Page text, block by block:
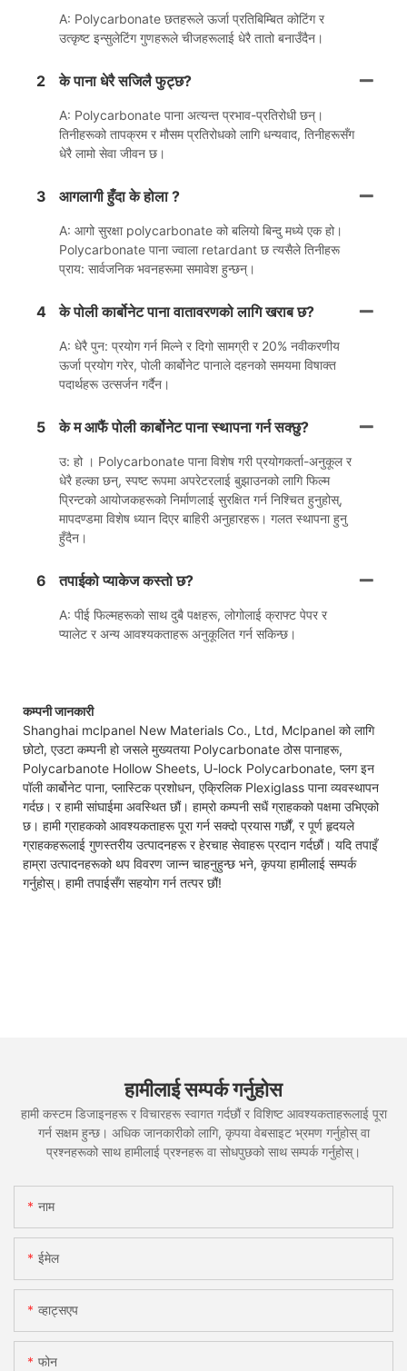
A: Polycarbonate छतहरूले ऊर्जा प्रतिबिम्बित कोटिंग र
उत्कृष्ट इन्सुलेटिंग गुणहरूले चीजहरूलाई धेरै तातो बनाउँदैन।
2 के पाना धेरै सजिलै फुट्छ?
A: Polycarbonate पाना अत्यन्त प्रभाव-प्रतिरोधी छन्।
तिनीहरूको तापक्रम र मौसम प्रतिरोधको लागि धन्यवाद, तिनीहरूसँग
धेरै लामो सेवा जीवन छ।
3 आगलागी हुँदा के होला ?
A: आगो सुरक्षा polycarbonate को बलियो बिन्दु मध्ये एक हो।
Polycarbonate पाना ज्वाला retardant छ त्यसैले तिनीहरू
प्राय: सार्वजनिक भवनहरूमा समावेश हुन्छन्।
4 के पोली कार्बोनेट पाना वातावरणको लागि खराब छ?
A: धेरै पुन: प्रयोग गर्न मिल्ने र दिगो सामग्री र 20% नवीकरणीय
ऊर्जा प्रयोग गरेर, पोली कार्बोनेट पानाले दहनको समयमा विषाक्त
पदार्थहरू उत्सर्जन गर्दैन।
5 के म आफैं पोली कार्बोनेट पाना स्थापना गर्न सक्छु?
उ: हो । Polycarbonate पाना विशेष गरी प्रयोगकर्ता-अनुकूल र
धेरै हल्का छन्, स्पष्ट रूपमा अपरेटरलाई बुझाउनको लागि फिल्म
प्रिन्टको आयोजकहरूको निर्माणलाई सुरक्षित गर्न निश्चित हुनुहोस्,
मापदण्डमा विशेष ध्यान दिएर बाहिरी अनुहारहरू। गलत स्थापना हुनु
हुँदैन।
6 तपाईको प्याकेज कस्तो छ?
A: पीई फिल्महरूको साथ दुबै पक्षहरू, लोगोलाई क्राफ्ट पेपर र
प्यालेट र अन्य आवश्यकताहरू अनुकूलित गर्न सकिन्छ।
कम्पनी जानकारी
Shanghai mclpanel New Materials Co., Ltd, Mclpanel को लागि
छोटो, एउटा कम्पनी हो जसले मुख्यतया Polycarbonate ठोस पानाहरू,
Polycarbanote Hollow Sheets, U-lock Polycarbonate, प्लग इन
पॉली कार्बोनेट पाना, प्लास्टिक प्रशोधन, एक्रिलिक Plexiglass पाना व्यवस्थापन
गर्दछ। र हामी सांघाईमा अवस्थित छौं। हाम्रो कम्पनी सधैं ग्राहकको पक्षमा उभिएको
छ। हामी ग्राहकको आवश्यकताहरू पूरा गर्न सक्दो प्रयास गर्छौं, र पूर्ण हृदयले
ग्राहकहरूलाई गुणस्तरीय उत्पादनहरू र हेरचाह सेवाहरू प्रदान गर्दछौं। यदि तपाइँ
हाम्रा उत्पादनहरूको थप विवरण जान्न चाहनुहुन्छ भने, कृपया हामीलाई सम्पर्क
गर्नुहोस्। हामी तपाईसँग सहयोग गर्न तत्पर छौं!
हामीलाई सम्पर्क गर्नुहोस
हामी कस्टम डिजाइनहरू र विचारहरू स्वागत गर्दछौं र विशिष्ट आवश्यकताहरूलाई पूरा
गर्न सक्षम हुन्छ। अधिक जानकारीको लागि, कृपया वेबसाइट भ्रमण गर्नुहोस् वा
प्रश्नहरूको साथ हामीलाई प्रश्नहरू वा सोधपुछको साथ सम्पर्क गर्नुहोस्।
नाम
ईमेल
व्हाट्सएप
फोन